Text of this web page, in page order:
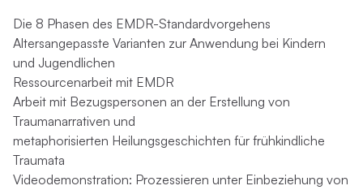
Die 8 Phasen des EMDR-Standardvorgehens
Altersangepasste Varianten zur Anwendung bei Kindern
und Jugendlichen
Ressourcenarbeit mit EMDR
Arbeit mit Bezugspersonen an der Erstellung von
Traumanarrativen und
metaphorisierten Heilungsgeschichten für frühkindliche
Traumata
Videodemonstration: Prozessieren unter Einbeziehung von